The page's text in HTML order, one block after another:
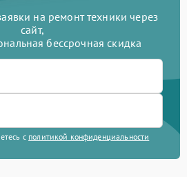
на ремонт техники через
сайт,
бессрочная скидка
с политикой конфиденциальности